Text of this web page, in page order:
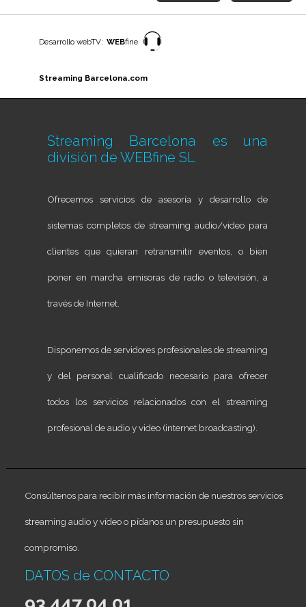
Desarrollo webTV: WEBfine
Streaming Barcelona.com
Streaming Barcelona es una
división de WEBfine SL
Ofrecemos servicios de asesoría y desarrollo de
sistemas completos de streaming audio/video para
clientes que quieran retransmitir eventos, o bien
poner en marcha emisoras de radio o televisión, a
través de Internet.
Disponemos de servidores profesionales de streaming
y del personal cualificado necesario para ofrecer
todos los servicios relacionados con el streaming
profesional de audio y video (internet broadcasting).
Consúltenos para recibir más información de nuestros servicios
streaming audio y vídeo o pídanos un presupuesto sin
compromiso.
DATOS de CONTACTO